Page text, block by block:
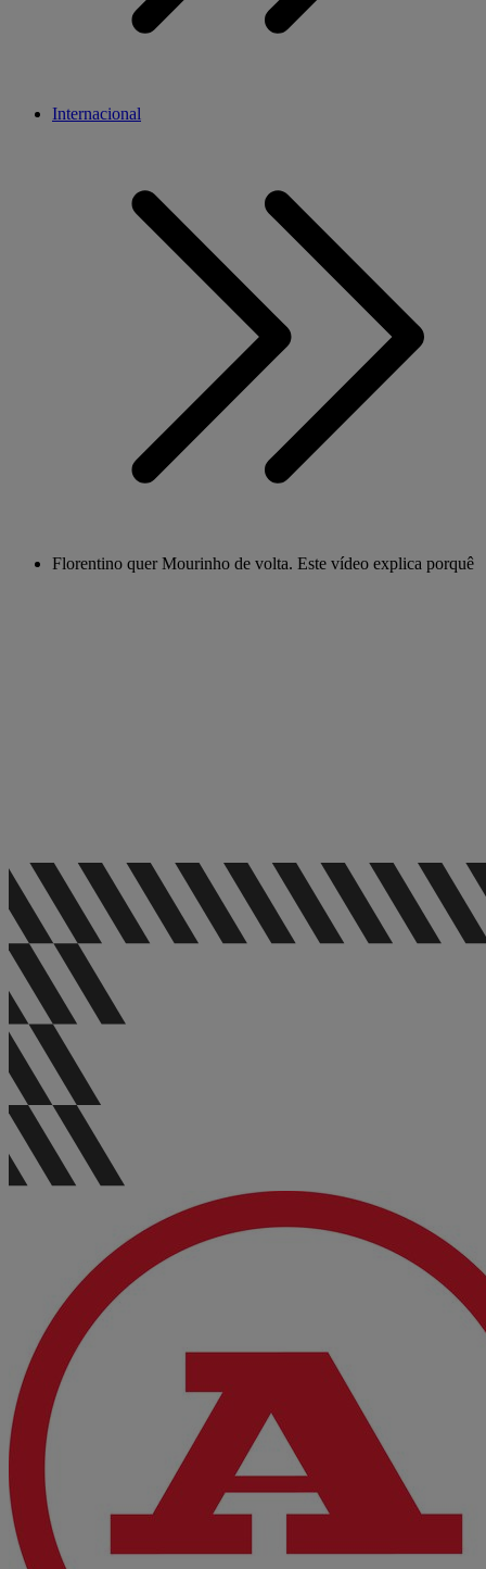
Internacional
Florentino quer Mourinho de volta. Este vídeo explica porquê